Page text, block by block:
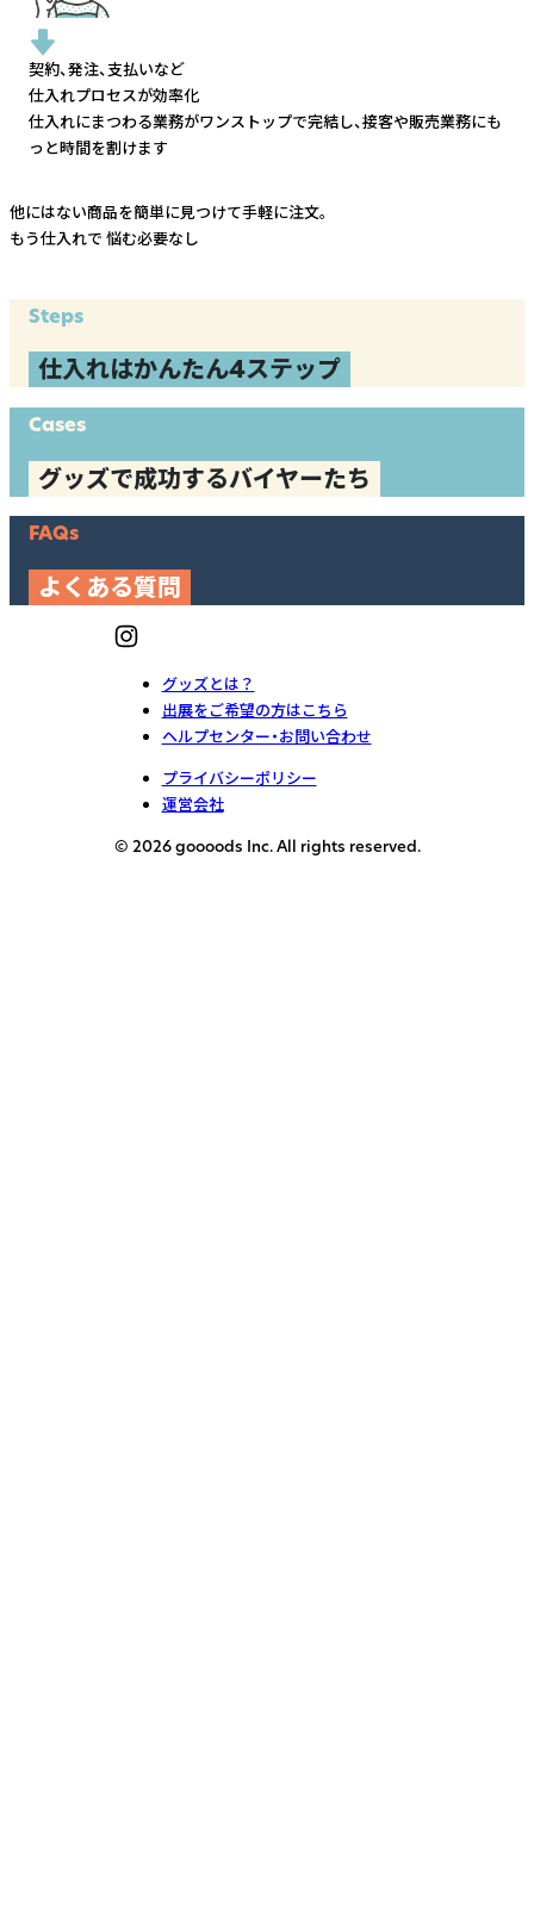
契約、発注、支払いなど
仕入れプロセスが効率化
仕入れにまつわる業務がワンストップで完結し、接客や販売業務にも
っと時間を割けます
他にはない商品を簡単に見つけて手軽に注文。
もう仕入れで 悩む必要なし
Steps
仕入れはかんたん4ステップ
Cases
グッズで成功するバイヤーたち
FAQs
よくある質問
グッズとは？
出展をご希望の方はこちら
ヘルプセンター・お問い合わせ
プライバシーポリシー
運営会社
© 2026 goooods Inc. All rights reserved.